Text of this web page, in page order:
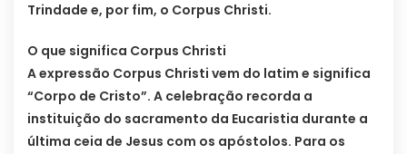
Trindade e, por fim, o Corpus Christi.
O que significa Corpus Christi
A expressão Corpus Christi vem do latim e significa
“Corpo de Cristo”. A celebração recorda a
instituição do sacramento da Eucaristia durante a
última ceia de Jesus com os apóstolos. Para os